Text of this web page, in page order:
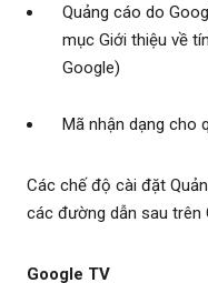
Quảng cáo do
mục Giới thiệu về
Google)
Mã nhận dạng cho
Các chế độ cài đặt
các đường dẫn sau trên
Google TV